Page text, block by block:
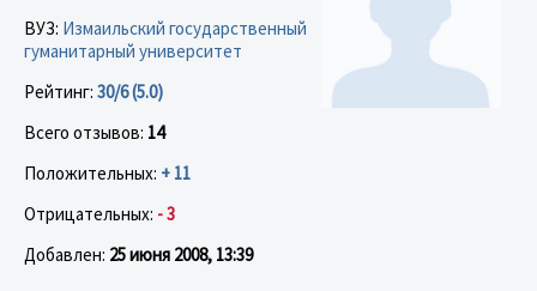
ВУЗ: Измаильский государственный
гуманитарный университет
Рейтинг: 30/6 (5.0)
Всего отзывов: 14
Положительных: + 11
Отрицательных: - 3
Добавлен: 25 июня 2008, 13:39